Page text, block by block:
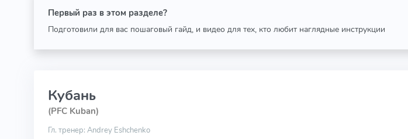
Первый раз в этом разделе?
Подготовили для вас пошаговый гайд, и видео для тех, кто любит наглядные инструкции
Кубань
(PFC Kuban)
Гл. тренер: Andrey Eshchenko